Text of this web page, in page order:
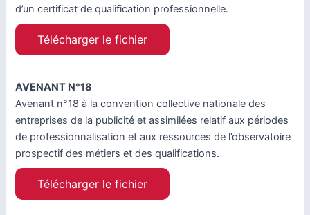
d’un certificat de qualification professionnelle.
Télécharger le fichier
AVENANT N°18
Avenant n°18 à la convention collective nationale des
entreprises de la publicité et assimilées relatif aux périodes
de professionnalisation et aux ressources de l’observatoire
prospectif des métiers et des qualifications.
Télécharger le fichier